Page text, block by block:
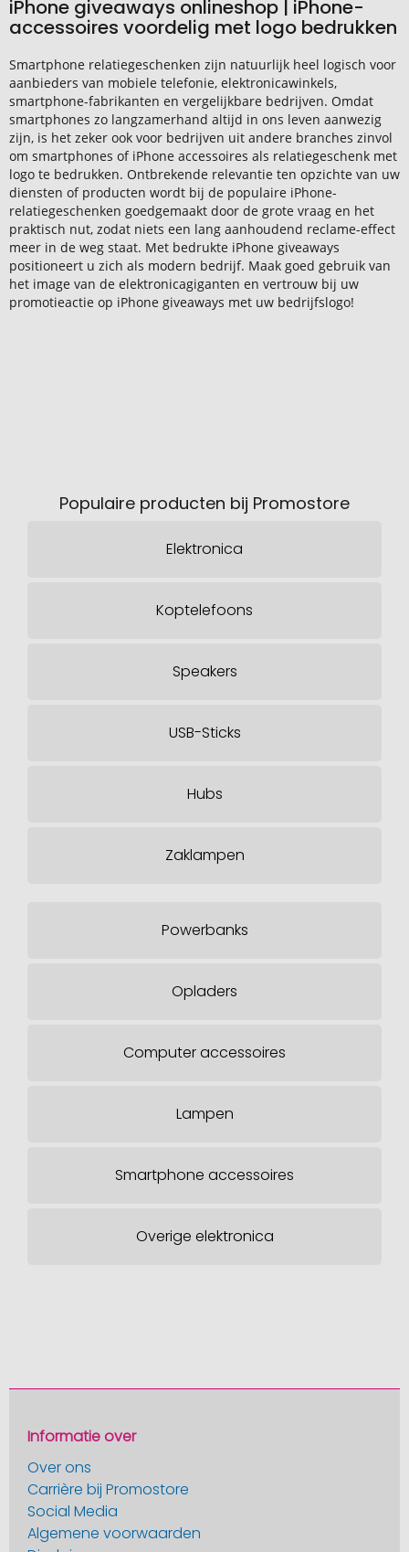
iPhone giveaways onlineshop | iPhone-
accessoires voordelig met logo bedrukken
Smartphone relatiegeschenken zijn natuurlijk heel logisch voor
aanbieders van mobiele telefonie, elektronicawinkels,
smartphone-fabrikanten en vergelijkbare bedrijven. Omdat
smartphones zo langzamerhand altijd in ons leven aanwezig
zijn, is het zeker ook voor bedrijven uit andere branches zinvol
om smartphones of iPhone accessoires als relatiegeschenk met
logo te bedrukken. Ontbrekende relevantie ten opzichte van uw
diensten of producten wordt bij de populaire iPhone-
relatiegeschenken goedgemaakt door de grote vraag en het
praktisch nut, zodat niets een lang aanhoudend reclame-effect
meer in de weg staat. Met bedrukte iPhone giveaways
positioneert u zich als modern bedrijf. Maak goed gebruik van
het image van de elektronicagiganten en vertrouw bij uw
promotieactie op iPhone giveaways met uw bedrijfslogo!
Populaire producten bij Promostore
Elektronica
Koptelefoons
Speakers
USB-Sticks
Hubs
Zaklampen
Powerbanks
Opladers
Computer accessoires
Lampen
Smartphone accessoires
Overige elektronica
Informatie over
Over ons
Carrière bij Promostore
Social Media
Algemene voorwaarden